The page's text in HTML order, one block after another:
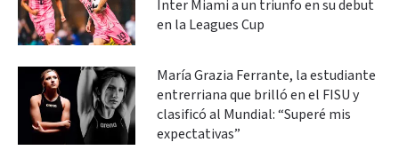
Inter Miami a un triunfo en su debut
en la Leagues Cup
María Grazia Ferrante, la estudiante
entrerriana que brilló en el FISU y
clasificó al Mundial: “Superé mis
expectativas”